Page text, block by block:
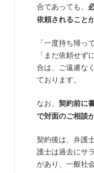
合であっても、
依頼されること
「一度持ち帰っ
「まだ依頼せず
合は、ご遠慮な
ております。
なお、 契約前に
で対面のご相談
契約後は、弁護
護士は過去にサ
があり、一般社